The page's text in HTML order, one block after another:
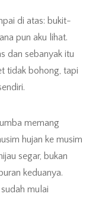
di atas: bukit-
pun aku lihat.
dan sebanyak itu
tidak bohong, tapi
memang
hujan ke musim
segar, bukan
keduanya.
mulai